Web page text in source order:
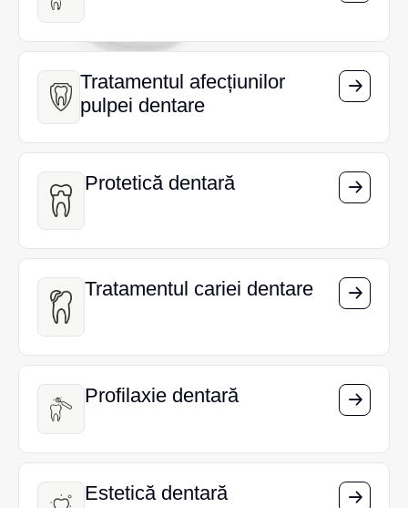
Tratamentul afecțiunilor
pulpei dentare
Tratamentul afecțiunilor
pulpei dentare
Protetică dentară
Protetică dentară
Tratamentul cariei dentare
Tratamentul cariei dentare
Profilaxie dentară
Profilaxie dentară
Estetică dentară
Estetică dentară